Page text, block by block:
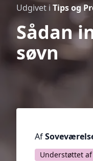
Udgivet i Tips og
Sådan
søvn
Af
Understøttet